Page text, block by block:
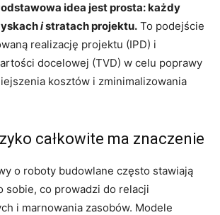
idea jest prosta: każdy
istratach projektu. To podejście
realizację projektu (IPD) i
docelowej (TVD) w celu poprawy
kosztów i zminimalizowania
całkowite ma znaczenie
o roboty budowlane często stawiają
sobie, co prowadzi do relacji
i marnowania zasobów. Modele